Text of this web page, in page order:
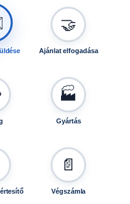
🤝
Ajánlat elfogadása
🏭
Gyártás
📄
Végszámla